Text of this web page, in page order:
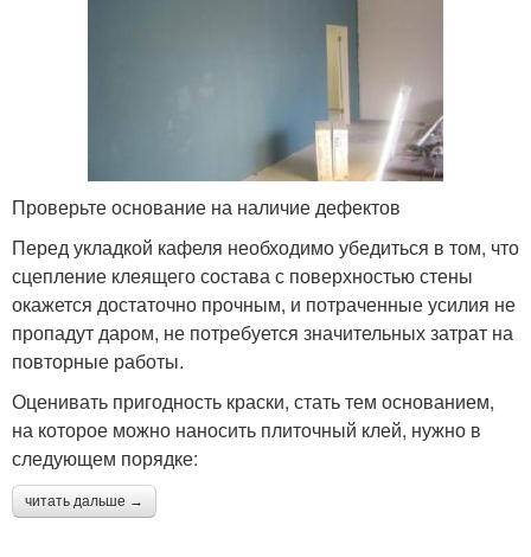
Проверьте основание на наличие дефектов
Перед укладкой кафеля необходимо убедиться в том, что
сцепление клеящего состава с поверхностью стены
окажется достаточно прочным, и потраченные усилия не
пропадут даром, не потребуется значительных затрат на
повторные работы.
Оценивать пригодность краски, стать тем основанием,
на которое можно наносить плиточный клей, нужно в
следующем порядке:
читать дальше →